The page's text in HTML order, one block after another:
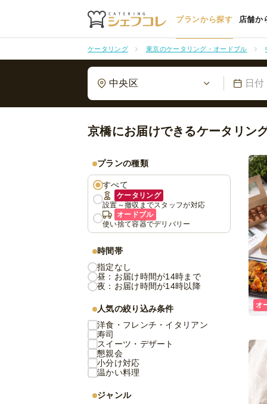
プランから探す 店舗か
ケータリング 東京のケータリング・オードブル
中央区 日付
京橋にお届けできるケータリン
オ
プランの種類
すべて
ケータリング
設置～撤収までスタッフが対応
オードブル
使い捨て容器でデリバリー
時間帯
指定なし
昼：お届け時間が14時まで
夜：お届け時間が14時以降
人気の絞り込み条件
洋食・フレンチ・イタリアン
寿司
スイーツ・デザート
懇親会
小分け対応
温かい料理
ジャンル